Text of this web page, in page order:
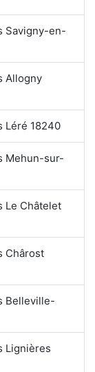
Savigny-en-
Allogny
Léré 18240
Mehun-sur-
Le Châtelet
Chârost
Belleville-
Lignières